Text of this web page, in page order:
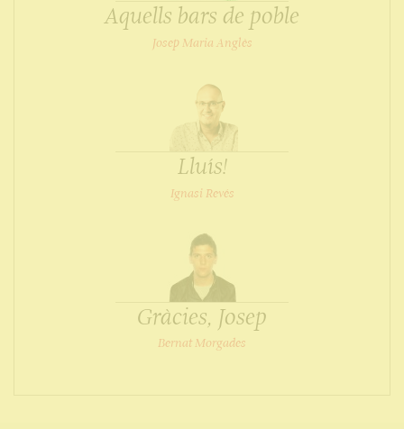
Aquells bars de poble
Josep Maria Anglès
Lluís!
Ignasi Revés
Gràcies, Josep
Bernat Morgades